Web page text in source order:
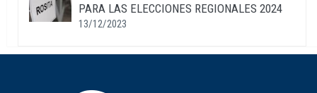
PARA LAS ELECCIONES REGIONALES 2024
13/12/2023